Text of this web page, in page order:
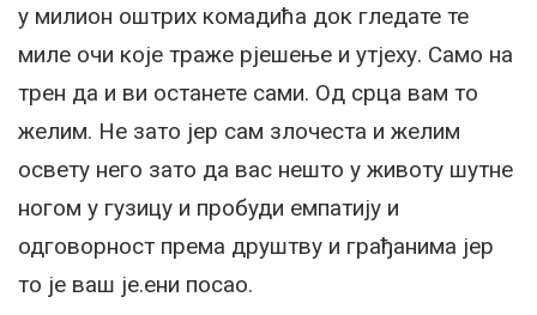
у милион оштрих комадића док гледате те
миле очи које траже рјешење и утјеху. Само на
трен да и ви останете сами. Од срца вам то
желим. Не зато јер сам злочеста и желим
освету него зато да вас нешто у животу шутне
ногом у гузицу и пробуди емпатију и
одговорност према друштву и грађанима јер
то је ваш је.ени посао.